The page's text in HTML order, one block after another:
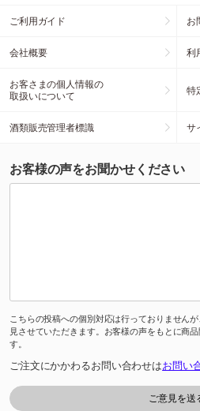
ご利用ガイド お
会社概要 利
お客さまの個人情報の
取扱いについて
特
酒類販売管理者標識 サ
お客様の声をお聞かせください
こちらの投稿への個別対応は行っておりません
見させていただきます。お客様の声をもとに商
す。
ご注文にかかわるお問い合わせはお問い